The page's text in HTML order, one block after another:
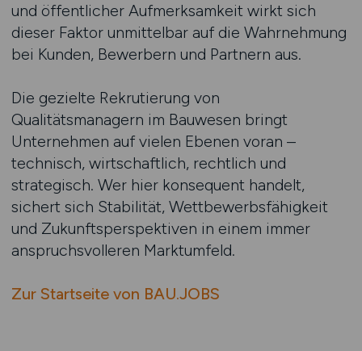
und öffentlicher Aufmerksamkeit wirkt sich
dieser Faktor unmittelbar auf die Wahrnehmung
bei Kunden, Bewerbern und Partnern aus.
Die gezielte Rekrutierung von
Qualitätsmanagern im Bauwesen bringt
Unternehmen auf vielen Ebenen voran –
technisch, wirtschaftlich, rechtlich und
strategisch. Wer hier konsequent handelt,
sichert sich Stabilität, Wettbewerbsfähigkeit
und Zukunftsperspektiven in einem immer
anspruchsvolleren Marktumfeld.
Zur Startseite von BAU.JOBS